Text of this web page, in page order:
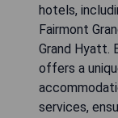
hotels,
Fairmont
Grand Hyatt.
offers a
services,